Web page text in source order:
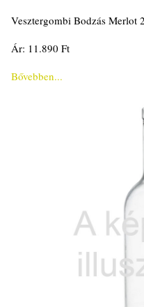
Vesztergombi Bodzás Merlot
Ár: 11.890 Ft
Bővebben...